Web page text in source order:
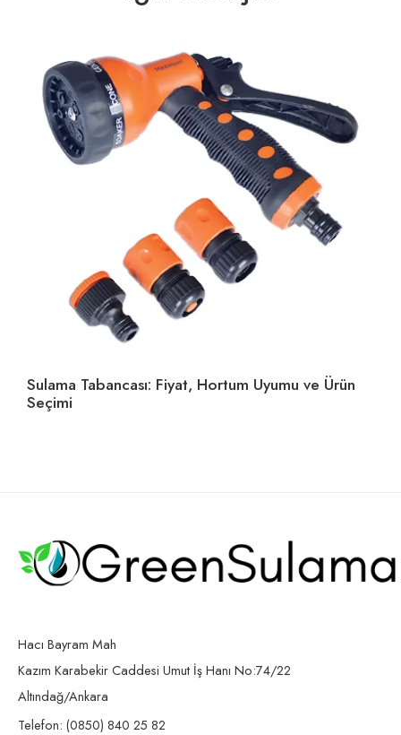
Sulama Tabancası: Fiyat, Hortum Uyumu ve Ürün
Seçimi
Hacı Bayram Mah
Kazım Karabekir Caddesi Umut İş Hanı No:74/22
Altındağ/Ankara
Telefon: (0850) 840 25 82